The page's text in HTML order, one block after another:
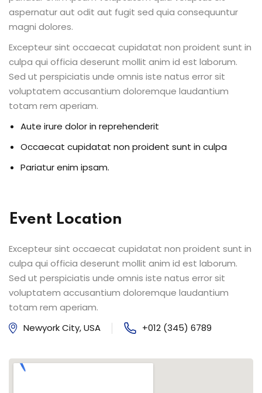
aspernatur aut odit aut fugit sed quia consequuntur
magni dolores.
Excepteur sint occaecat cupidatat non proident sunt in
culpa qui officia deserunt mollit anim id est laborum.
Sed ut perspiciatis unde omnis iste natus error sit
voluptatem accusantium doloremque laudantium
totam rem aperiam.
Aute irure dolor in reprehenderit
Occaecat cupidatat non proident sunt in culpa
Pariatur enim ipsam.
Event Location
Excepteur sint occaecat cupidatat non proident sunt in
culpa qui officia deserunt mollit anim id est laborum.
Sed ut perspiciatis unde omnis iste natus error sit
voluptatem accusantium doloremque laudantium
totam rem aperiam.
Newyork City, USA
+012 (345) 6789